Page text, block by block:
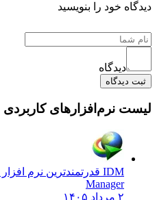
خود را بنویسید
دیدگاه
نرم‌افزارهای کاربردی
Manager